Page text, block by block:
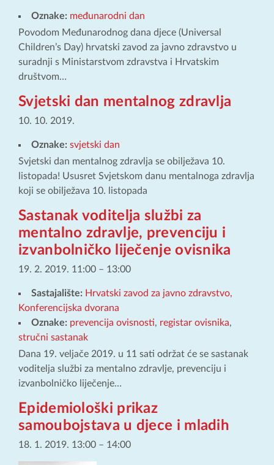
Oznake: međunarodni dan
Povodom Međunarodnog dana djece (Universal
Children’s Day) hrvatski zavod za javno zdravstvo u
suradnji s Ministarstvom zdravstva i Hrvatskim
društvom…
Svjetski dan mentalnog zdravlja
10. 10. 2019.
Oznake: svjetski dan
Svjetski dan mentalnog zdravlja se obilježava 10.
listopada! Ususret Svjetskom danu mentalnoga zdravlja
koji se obilježava 10. listopada
Sastanak voditelja službi za
mentalno zdravlje, prevenciju i
izvanbolničko liječenje ovisnika
19. 2. 2019. 11:00 – 13:00
Sastajalište: Hrvatski zavod za javno zdravstvo,
Konferencijska dvorana
Oznake: prevencija ovisnosti, registar ovisnika,
stručni sastanak
Dana 19. veljače 2019. u 11 sati održat će se sastanak
voditelja službi za mentalno zdravlje, prevenciju i
izvanbolničko liječenje…
Epidemiološki prikaz
samoubojstava u djece i mladih
18. 1. 2019. 13:00 – 14:00